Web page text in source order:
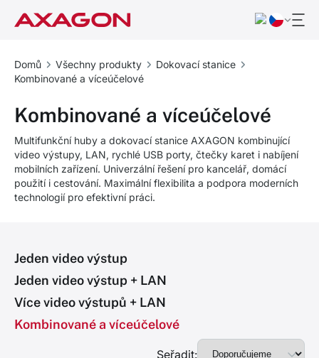
Domů Všechny produkty
Dokovací stanice
Kombinované a víceúčelové
Kombinované a víceúčelové
Multifunkční huby a dokovací stanice AXAGON kombinující
video výstupy, LAN, rychlé USB porty, čtečky karet i nabíjení
mobilních zařízení. Univerzální řešení pro kancelář, domácí
použití i cestování. Maximální flexibilita a podpora moderních
technologií pro efektivní práci.
Jeden video výstup
Jeden video výstup + LAN
Více video výstupů + LAN
Kombinované a víceúčelové
Seřadit: